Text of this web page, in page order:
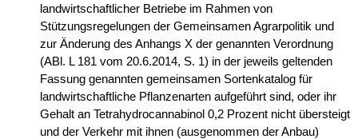
landwirtschaftlicher Betriebe im Rahmen von
Stützungsregelungen der Gemeinsamen Agrarpolitik und
zur Änderung des Anhangs X der genannten Verordnung
(ABl. L 181 vom 20.6.2014, S. 1) in der jeweils geltenden
Fassung genannten gemeinsamen Sortenkatalog für
landwirtschaftliche Pflanzenarten aufgeführt sind, oder ihr
Gehalt an Tetrahydrocannabinol 0,2 Prozent nicht übersteigt
und der Verkehr mit ihnen (ausgenommen der Anbau)